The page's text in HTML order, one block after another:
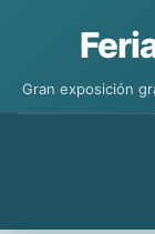
Gran exposición